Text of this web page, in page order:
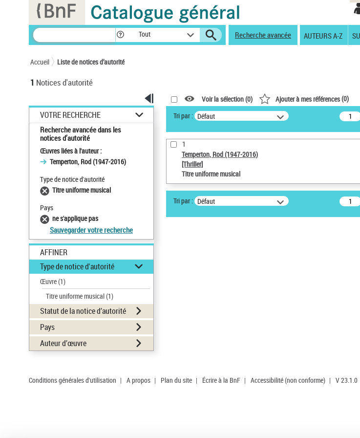
Tout Recherche avancée AUTEURS A-Z
Accueil Liste de notices d’autorité
1 Notices d'autorité
VOTRE RECHERCHE
Recherche avancée dans les
notices d’autorité
Œuvres liées à l'auteur :
Temperton, Rod (1947-2016)
Type de notice d'autorité
Titre uniforme musical
Pays
ne s'applique pas
Sauvegarder votre recherche
AFFINER
Type de notice d'autorité
Œuvre(1)
Titre uniforme musical(1)
Statut de la notice d’autorité
Pays
Auteur d’œuvre
Voir la sélection (0) Ajouter à mes références(0)
Tri par : Défaut
1
Temperton, Rod (1947-2016)
[Thriller]
Titre uniforme musical
Tri par : Défaut
Conditions générales d'utilisation | A propos | Plan du site | Écrire à la BnF | Accessibilité (non conforme) | V 23.1.0
Panneau de gestion des cookies